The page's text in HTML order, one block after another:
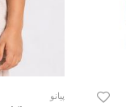
پیانو